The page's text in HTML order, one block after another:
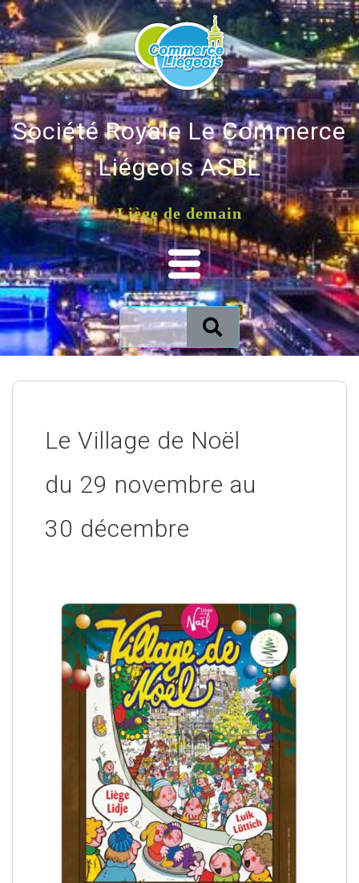
Société Royale Le Commerce
Liégeois ASBL
Liège de demain
Le Village de Noël
du 29 novembre au
30 décembre